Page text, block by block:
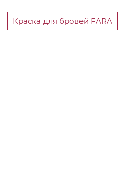
Краска для бровей FARA